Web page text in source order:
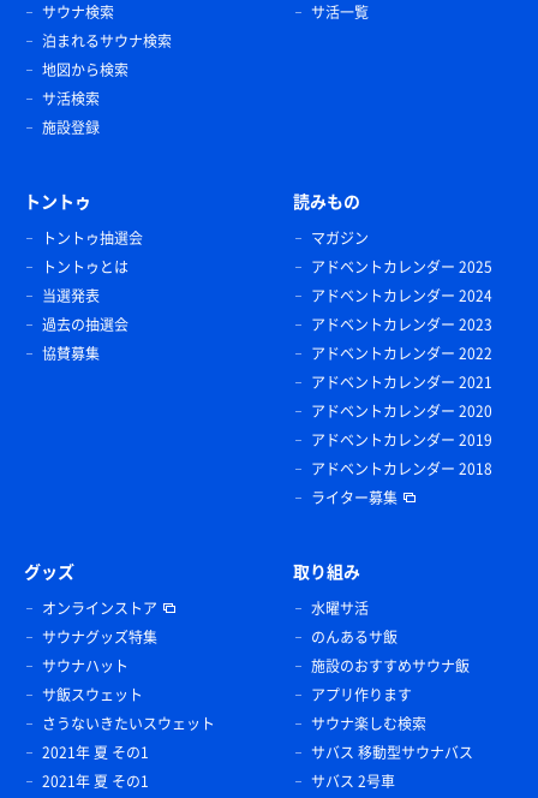
サウナ検索
泊まれるサウナ検索
地図から検索
サ活検索
施設登録
サ活一覧
トントゥ
トントゥ抽選会
トントゥとは
当選発表
過去の抽選会
協賛募集
読みもの
マガジン
アドベントカレンダー 2025
アドベントカレンダー 2024
アドベントカレンダー 2023
アドベントカレンダー 2022
アドベントカレンダー 2021
アドベントカレンダー 2020
アドベントカレンダー 2019
アドベントカレンダー 2018
ライター募集
グッズ
オンラインストア
サウナグッズ特集
サウナハット
サ飯スウェット
さうないきたいスウェット
2021年 夏 その1
2021年 夏 その1
取り組み
水曜サ活
のんあるサ飯
施設のおすすめサウナ飯
アプリ作ります
サウナ楽しむ検索
サバス 移動型サウナバス
サバス 2号車